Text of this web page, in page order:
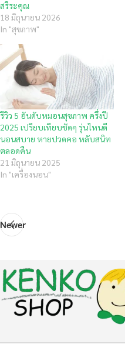
สรีระคุณ
18 มิถุนายน 2026
In "สุขภาพ"
รีวิว 5 อันดับหมอนสุขภาพ ครึ่งปี
2025 เปรียบเทียบชัดๆ รุ่นไหนดี
นอนสบาย หายปวดคอ หลับสนิท
ตลอดคืน
21 มิถุนายน 2025
In "เครื่องนอน"
Newer